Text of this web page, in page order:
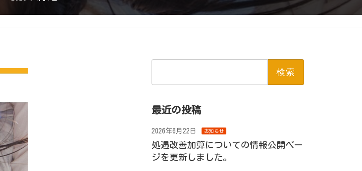
検
最近の投稿
2026年6月22日 お知らせ
処遇改善加算についての情報公開ペー
ジを更新しました。